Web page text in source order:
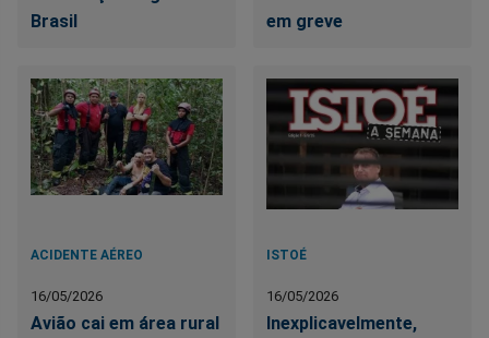
Brasil
em greve
ACIDENTE AÉREO
16/05/2026
Avião cai em área rural
ISTOÉ
16/05/2026
Inexplicavelmente,